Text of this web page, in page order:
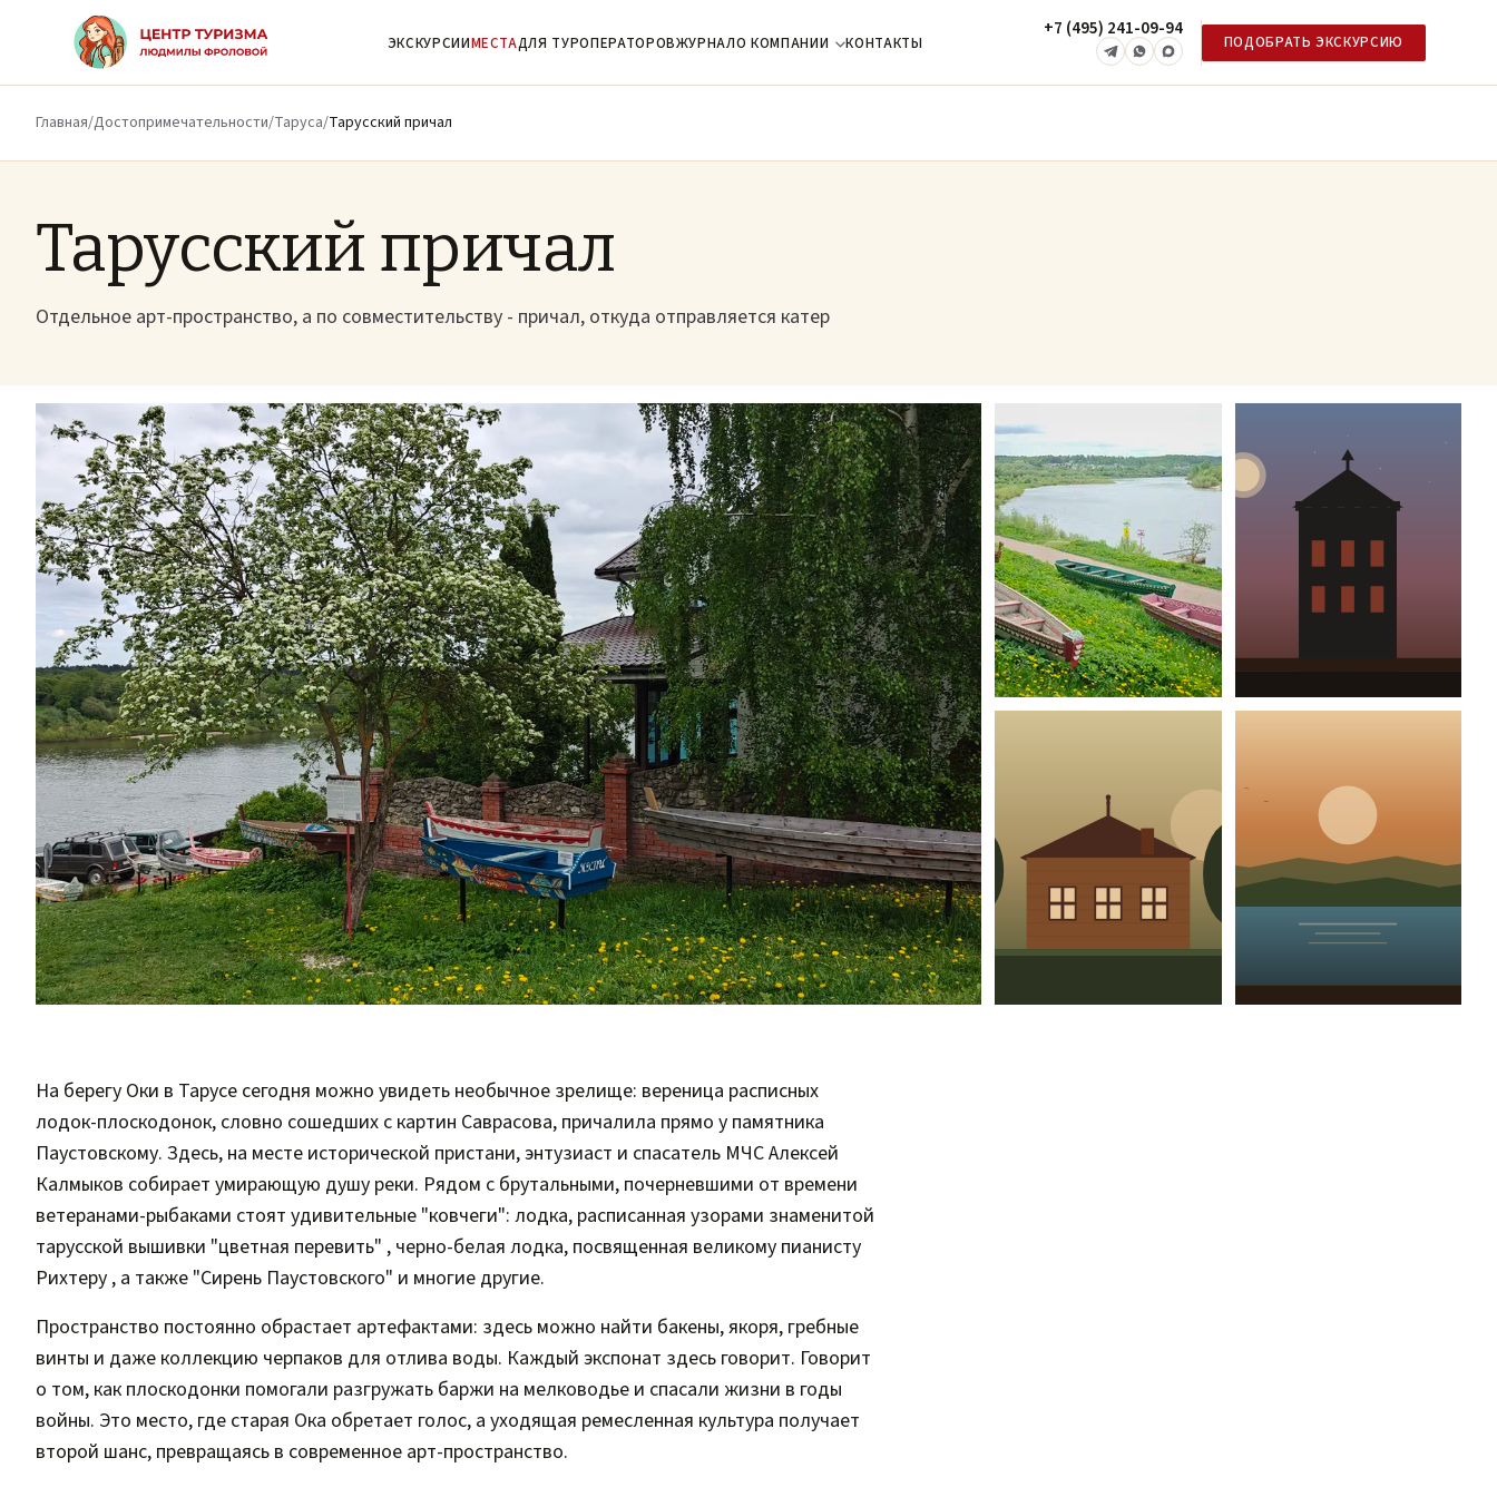
К основному содержимому
ЭКСКУРСИИМЕСТАДЛЯ ТУРОПЕРАТОРОВЖУРНАЛО КОМПАНИИ КОНТАКТЫ
+7 (495) 241-09-94
ПОДОБРАТЬ ЭКСКУРСИЮ
Главная/Достопримечательности/Таруса/Тарусский причал
Тарусский причал
Отдельное арт-пространство, а по совместительству - причал, откуда отправляется катер
На берегу Оки в Тарусе сегодня можно увидеть необычное зрелище: вереница расписных
лодок-плоскодонок, словно сошедших с картин Саврасова, причалила прямо у памятника
Паустовскому. Здесь, на месте исторической пристани, энтузиаст и спасатель МЧС Алексей
Калмыков собирает умирающую душу реки. Рядом с брутальными, почерневшими от времени
ветеранами-рыбаками стоят удивительные "ковчеги": лодка, расписанная узорами знаменитой
тарусской вышивки "цветная перевить" , черно-белая лодка, посвященная великому пианисту
Рихтеру , а также "Сирень Паустовского" и многие другие.
Пространство постоянно обрастает артефактами: здесь можно найти бакены, якоря, гребные
винты и даже коллекцию черпаков для отлива воды. Каждый экспонат здесь говорит. Говорит
о том, как плоскодонки помогали разгружать баржи на мелководье и спасали жизни в годы
войны. Это место, где старая Ока обретает голос, а уходящая ремесленная культура получает
второй шанс, превращаясь в современное арт-пространство.